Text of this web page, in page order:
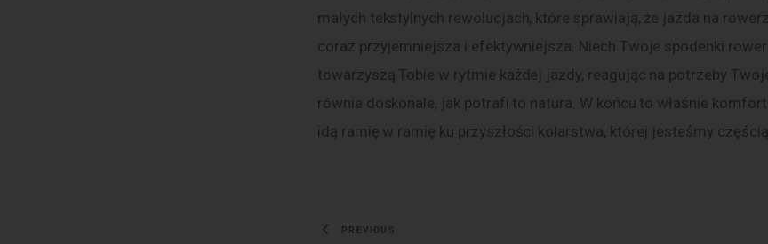
małych tekstylnych rewolucjach, które sprawiają, że jazda na
coraz przyjemniejsza i efektywniejsza. Niech Twoje spodenki
towarzyszą Tobie w rytmie każdej jazdy, reagując na potrzeby
równie doskonale, jak potrafi to natura. W końcu to właśnie
idą ramię w ramię ku przyszłości kolarstwa, której jesteśmy
PREVIOUS